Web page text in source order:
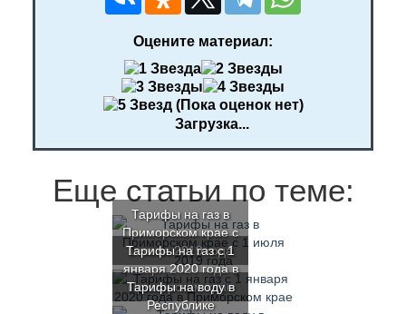
Оцените материал:
(Пока оценок нет)
Загрузка...
Еще статьи по теме:
Тарифы на газ в
Приморском крае с
1 июля 2019 года
Тарифы на газ с 1
января 2020 года в
Приморском крае
Тарифы на воду в
Республике